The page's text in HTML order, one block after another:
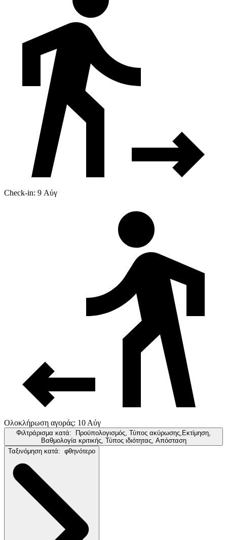
Check-in: 9 Αύγ
Ολοκλήρωση αγοράς: 10 Αύγ
Φιλτράρισμα κατά: Προϋπολογισμός, Τύπος ακύρωσης,Εκτίμηση,
Βαθμολογία κριτικής, Τύπος ιδιότητας, Απόσταση
Ταξινόμηση κατά: φθηνότερο